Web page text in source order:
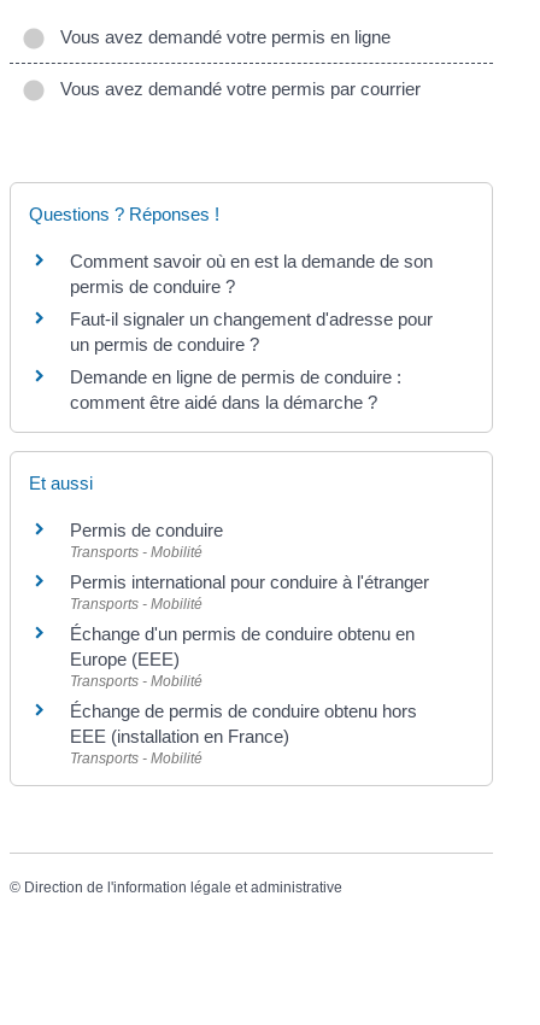
Vous avez demandé votre permis en ligne
Vous avez demandé votre permis par courrier
Questions ? Réponses !
Comment savoir où en est la demande de son
permis de conduire ?
Faut-il signaler un changement d'adresse pour
un permis de conduire ?
Demande en ligne de permis de conduire :
comment être aidé dans la démarche ?
Et aussi
Permis de conduire
Transports - Mobilité
Permis international pour conduire à l'étranger
Transports - Mobilité
Échange d'un permis de conduire obtenu en
Europe (EEE)
Transports - Mobilité
Échange de permis de conduire obtenu hors
EEE (installation en France)
Transports - Mobilité
© Direction de l'information légale et administrative